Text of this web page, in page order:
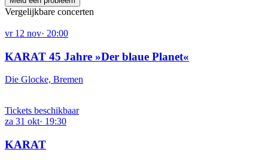
Vergelijkbare concerten
vr 12 nov· 20:00
KARAT 45 Jahre »Der blaue Planet«
Die Glocke, Bremen
Tickets beschikbaar
za 31 okt· 19:30
KARAT